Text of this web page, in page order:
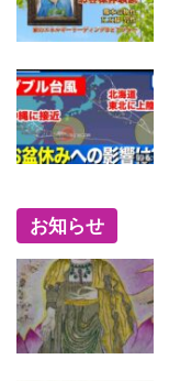
お知らせ